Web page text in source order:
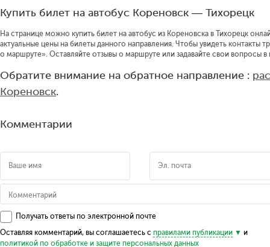
Купить билет на автобус Кореновск — Тихорецк
На странице можно купить билет на автобус из Кореновска в Тихорецк
актуальные цены на билеты данного направления. Чтобы увидеть контакты
о маршруте». Оставляйте отзывы о маршруте или задавайте свои вопросы
Обратите внимание на обратное направление :
Кореновск.
Комментарии
Получать ответы по электронной почте
Оставляя комментарий, вы соглашаетесь с правилами публикации
и
политикой по обработке и защите персональных данных